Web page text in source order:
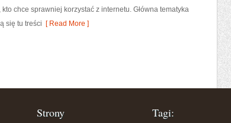
chce sprawniej korzystać z internetu. Główna tematyka
się tu treści [ Read More ]
Strony Tagi: